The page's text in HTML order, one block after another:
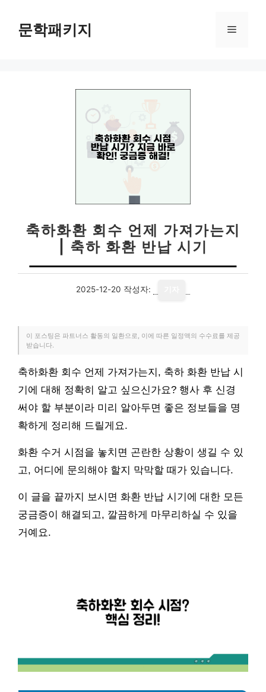
문학패키지 메
축하화환 회수 언제 가져가는지
| 축하 화환 반납 시기
2025-12-20 작성자:
이 포스팅은 파트너스 활동의 일환으로, 이에 따른 일정액의 수수료를 제공
받습니다.
축하화환 회수 언제 가져가는지, 축하 화환 반납 시
기에 대해 정확히 알고 싶으신가요? 행사 후 신경
써야 할 부분이라 미리 알아두면 좋은 정보들을 명
확하게 정리해 드릴게요.
화환 수거 시점을 놓치면 곤란한 상황이 생길 수 있
고, 어디에 문의해야 할지 막막할 때가 있습니다.
이 글을 끝까지 보시면 화환 반납 시기에 대한 모든
궁금증이 해결되고, 깔끔하게 마무리하실 수 있을
거예요.